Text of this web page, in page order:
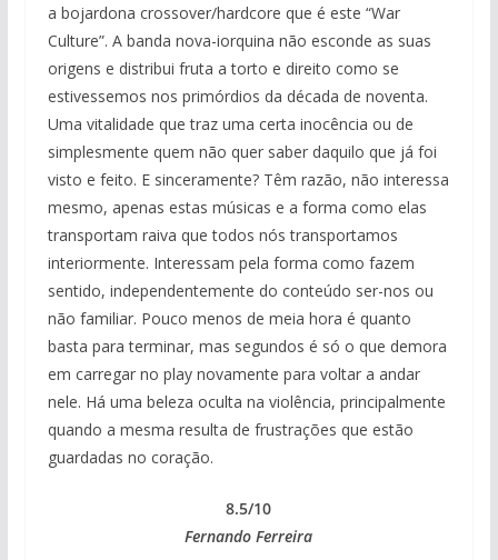
a bojardona crossover/hardcore que é este “War
Culture”. A banda nova-iorquina não esconde as suas
origens e distribui fruta a torto e direito como se
estivessemos nos primórdios da década de noventa.
Uma vitalidade que traz uma certa inocência ou de
simplesmente quem não quer saber daquilo que já foi
visto e feito. E sinceramente? Têm razão, não interessa
mesmo, apenas estas músicas e a forma como elas
transportam raiva que todos nós transportamos
interiormente. Interessam pela forma como fazem
sentido, independentemente do conteúdo ser-nos ou
não familiar. Pouco menos de meia hora é quanto
basta para terminar, mas segundos é só o que demora
em carregar no play novamente para voltar a andar
nele. Há uma beleza oculta na violência, principalmente
quando a mesma resulta de frustrações que estão
guardadas no coração.
8.5/10
Fernando Ferreira